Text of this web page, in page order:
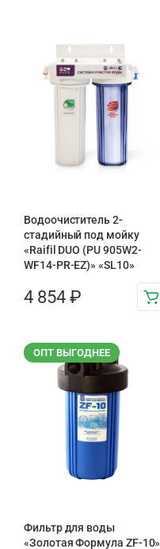
Водоочиститель 2-
стадийный под мойку
«Raifil DUO (PU 905W2-
WF14-PR-EZ)» «SL10»
4 854 ₽
ОПТ ВЫГОДНЕЕ
Фильтр для воды
«Золотая Формула ZF-10»